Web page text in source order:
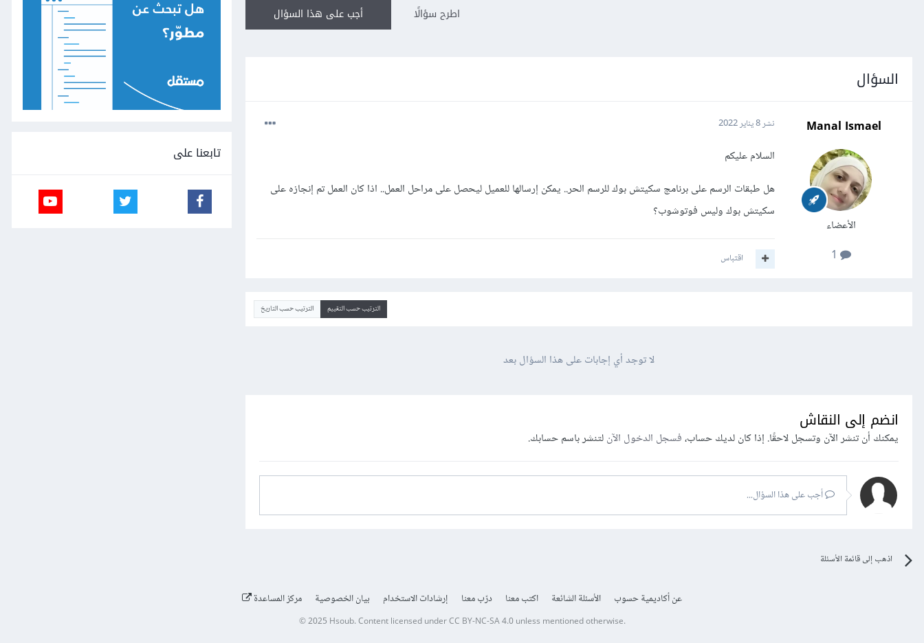
أجب على هذا السؤال اطرح سؤالًا
السؤال
Manal Ismael
الأعضاء
نشر8 يناير 2022
السلام عليكم
هل طبقات الرسم على برنامج سكيتش بوك للرسم الحر.. يمكن إرسالها للعميل ليحصل على مراحل العمل.. اذا كان العمل تم إنجازه على
سكيتش بوك وليس فوتوشوب؟
اقتباس
الترتيب حسب التقييم الترتيب حسب التاريخ
لا توجد أي إجابات على هذا السؤال بعد
انضم إلى النقاش
يمكنك أن تنشر الآن وتسجل لاحقًا. إذا كان لديك حساب،فسجل الدخول الآنلتنشر باسم حسابك.
أجب على هذا السؤال...
اذهب إلى قائمة الأسئلة
تابعنا على
عن أكاديمية حسوب الأسئلة الشائعة اكتب معنا درّب معنا إرشادات الاستخدام بيان الخصوصية مركز المساعدة
© 2025 Hsoub.Content licensed underCC BY-NC-SA 4.0unless mentioned otherwise.